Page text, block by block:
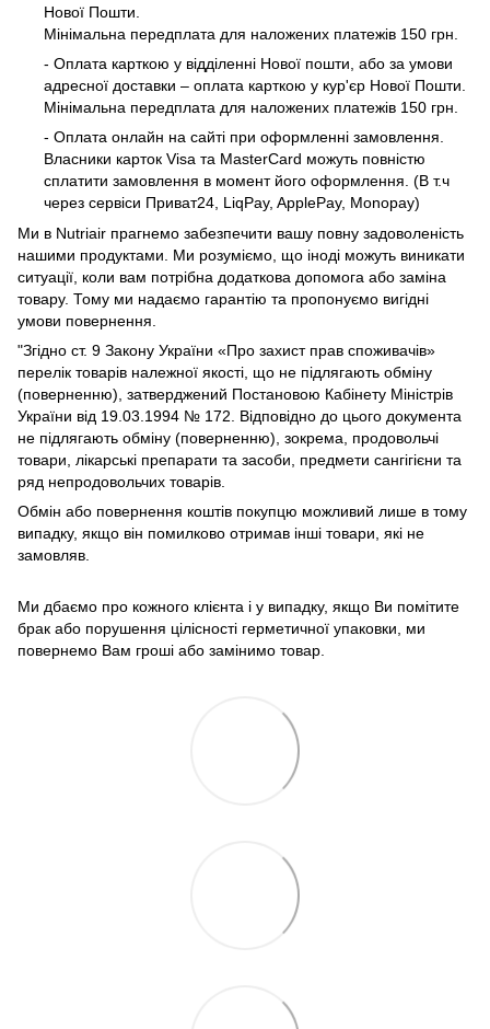
Нової Пошти.
Мінімальна передплата для наложених платежів 150 грн.
- Оплата карткою у відділенні Нової пошти, або за умови
адресної доставки – оплата карткою у кур'єр Нової Пошти.
Мінімальна передплата для наложених платежів 150 грн.
- Оплата онлайн на сайті при оформленні замовлення.
Власники карток Visa та MasterCard можуть повністю
сплатити замовлення в момент його оформлення. (В т.ч
через сервіси Приват24, LiqPay, ApplePay, Monopay)
Ми в Nutriair прагнемо забезпечити вашу повну задоволеність
нашими продуктами. Ми розуміємо, що іноді можуть виникати
ситуації, коли вам потрібна додаткова допомога або заміна
товару. Тому ми надаємо гарантію та пропонуємо вигідні
умови повернення.
"Згідно ст. 9 Закону України «Про захист прав споживачів»
перелік товарів належної якості, що не підлягають обміну
(поверненню), затверджений Постановою Кабінету Міністрів
України від 19.03.1994 № 172. Відповідно до цього документа
не підлягають обміну (поверненню), зокрема, продовольчі
товари, лікарські препарати та засоби, предмети сангігієни та
ряд непродовольчих товарів.
Обмін або повернення коштів покупцю можливий лише в тому
випадку, якщо він помилково отримав інші товари, які не
замовляв.
Ми дбаємо про кожного клієнта і у випадку, якщо Ви помітите
брак або порушення цілісності герметичної упаковки, ми
повернемо Вам гроші або замінимо товар.